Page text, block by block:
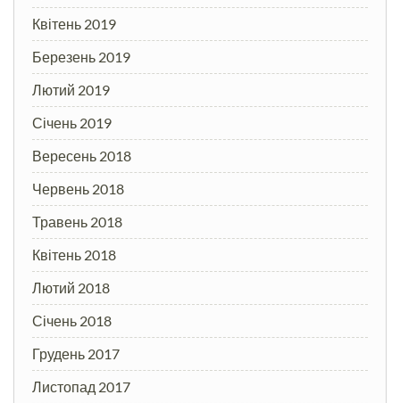
Квітень 2019
Березень 2019
Лютий 2019
Січень 2019
Вересень 2018
Червень 2018
Травень 2018
Квітень 2018
Лютий 2018
Січень 2018
Грудень 2017
Листопад 2017